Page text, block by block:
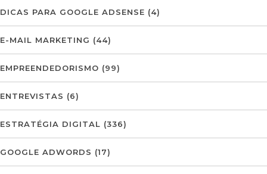
DICAS PARA GOOGLE ADSENSE (4)
E-MAIL MARKETING (44)
EMPREENDEDORISMO (99)
ENTREVISTAS (6)
ESTRATÉGIA DIGITAL (336)
GOOGLE ADWORDS (17)